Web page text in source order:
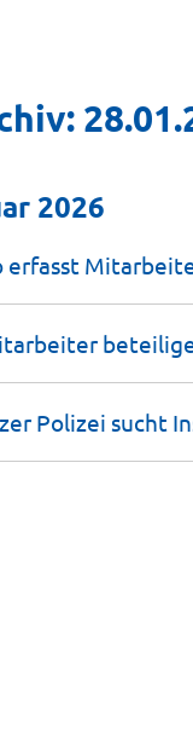
2026
erfasst
Polizei sucht